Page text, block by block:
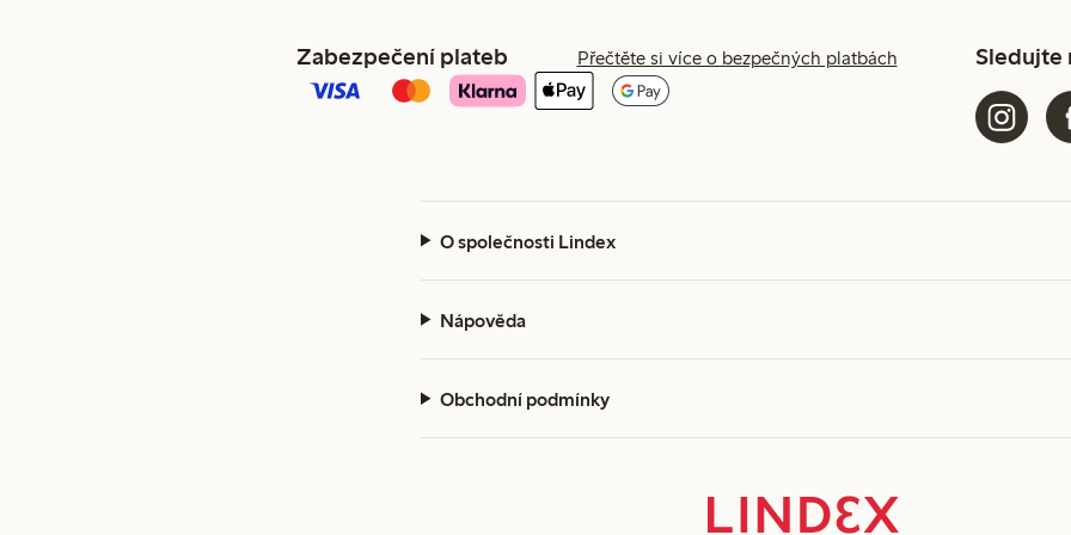
Zabezpečení plateb Přečtěte si více o bezpečných platbách Sledujte
O společnosti Lindex
Nápověda
Obchodní podmínky